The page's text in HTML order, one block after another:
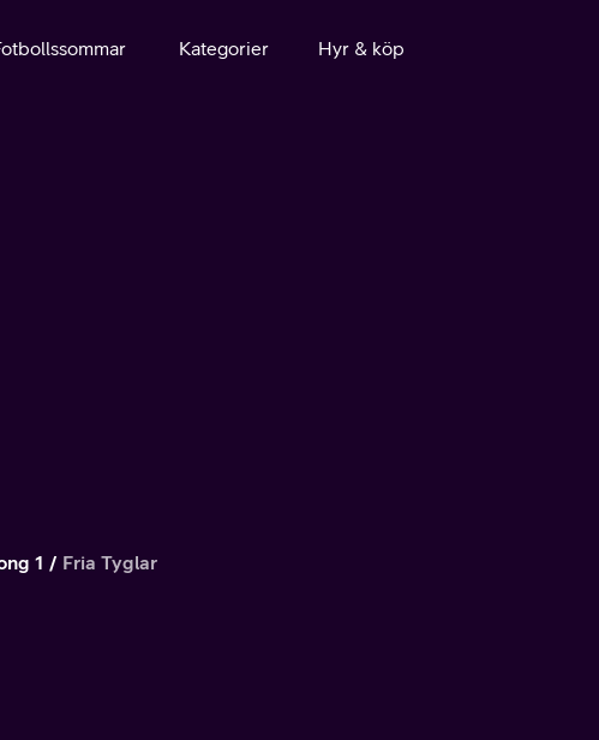
Kategorier Hyr & köp
1 Fria Tyglar